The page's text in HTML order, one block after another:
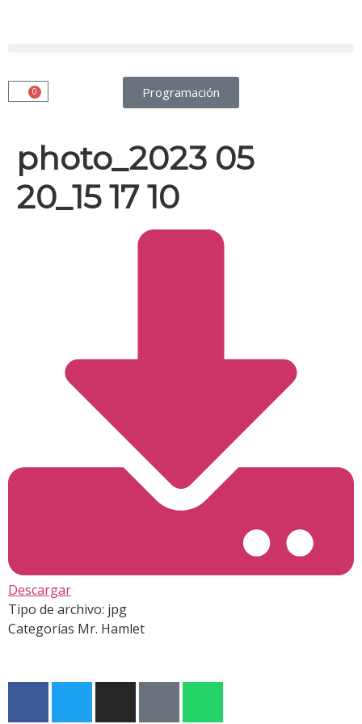
Programación
0
photo_2023 05
20_15 17 10
Descargar
Tipo de archivo: jpg
Categorías Mr. Hamlet